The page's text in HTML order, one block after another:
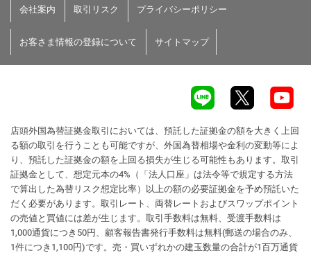
会社案内 取引リスク プライバシーポリシー
お客さま情報の登録について サイトマップ
店頭外国為替証拠金取引においては、預託した証拠金の額を大きく上回
る額の取引を行うことも可能ですが、外国為替相場や金利の変動等によ
り、預託した証拠金の額を上回る損失が生じる可能性もあります。取引
証拠金として、想定元本の4%（「法人口座」は法令等で規定する方法
で算出した為替リスク想定比率）以上の額の必要証拠金を予め預託いた
だく必要があります。取引レート、両替レートおよびスワップポイント
の売値と買値には差が生じます。取引手数料は無料、受渡手数料は
1,000通貨につき50円、顧客報告書発行手数料は無料(郵送の場合のみ、
1件につき1,100円)です。売・買いずれかの建玉数量の合計が1百万通貨